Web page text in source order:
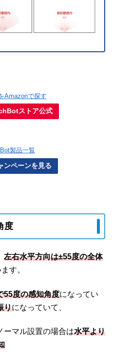
Amazonで探す
ストア公式
製品一覧
ペーンを見る
度
左右水平方向は±55度の全体
す。
55度の感知角度になってい
りになっていて、
ーマル設置の場合は水平より